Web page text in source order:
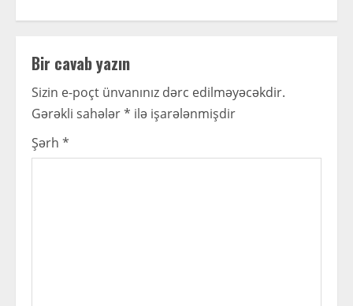
n
u
e
R
e
Bir cavab yazın
Sizin e-poçt ünvanınız dərc edilməyəcəkdir.
Gərəkli sahələr* ilə işarələnmişdir
Şərh *